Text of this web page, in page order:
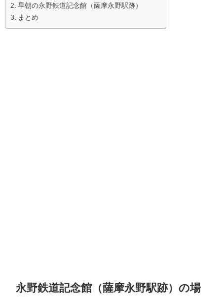
早朝の永野鉄道記念館（薩摩永野駅跡）
まとめ
永野鉄道記念館（薩摩永野駅跡）の場